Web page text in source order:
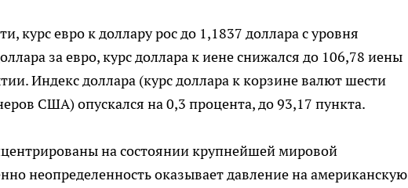
курс евро к доллару рос до 1,1837 доллара с уровня
за евро, курс доллара к иене снижался до 106,78 иены
Индекс доллара (курс доллара к корзине валют шести
США) опускался на 0,3 процента, до 93,17 пункта.
на состоянии крупнейшей мировой
неопределенность оказывает давление на американскую